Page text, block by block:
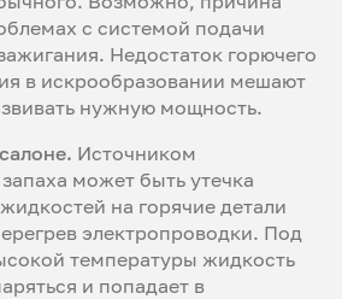
с системой подачи
Недостаток горючего
в искрообразовании мешают
нужную мощность.
Источником
может быть утечка
на горячие детали
электропроводки. Под
температуры жидкость
и попадает в